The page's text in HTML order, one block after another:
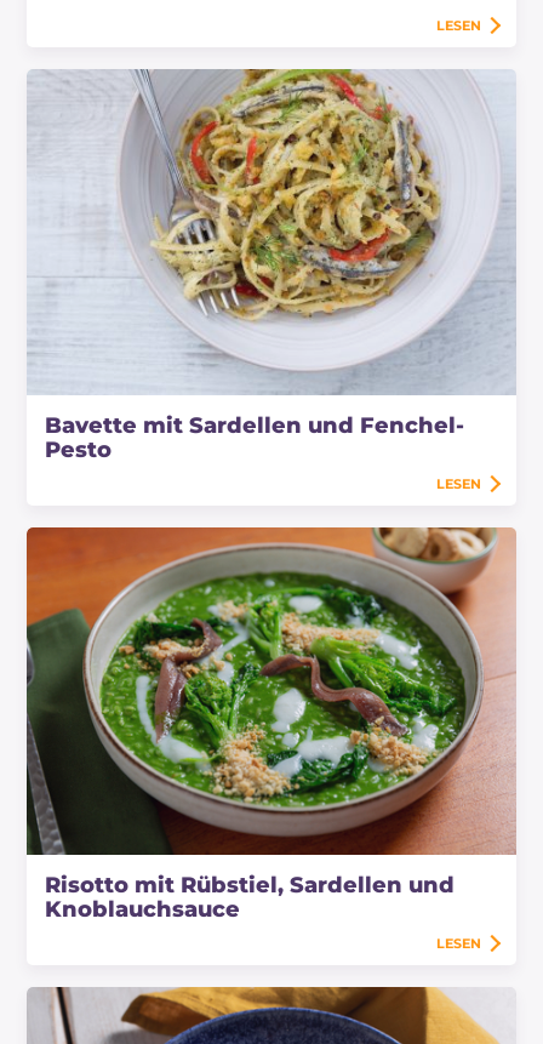
LESEN
Bavette mit Sardellen und Fenchel-
Pesto
LESEN
Risotto mit Rübstiel, Sardellen und
Knoblauchsauce
LESEN